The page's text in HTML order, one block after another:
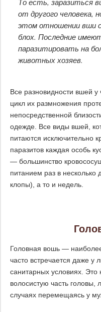
То есть, заразиться
от другого человека,
этом отношении вши
блох. Последние
паразитировать на
животных хозяев.
Все разновидности вшей
цикл их размножения
непосредственной
одежде. Все виды вшей,
питаются исключительно
паразитов каждая особь
— большинство
питанием раз в
клопы), а то и недель.
Головная вошь —
часто встречается даже
санитарных условиях. Это
волосистую часть головы,
случаях перемещаясь у